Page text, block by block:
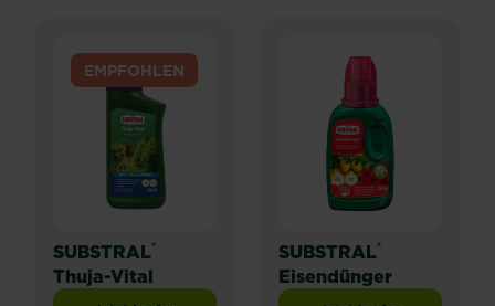
SUBSTRAL®
Thuja-Vital
EMPFOHLEN
SUBSTRAL®
Eisendünger